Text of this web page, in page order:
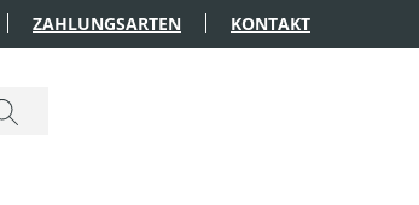
ZAHLUNGSARTEN KONTAKT